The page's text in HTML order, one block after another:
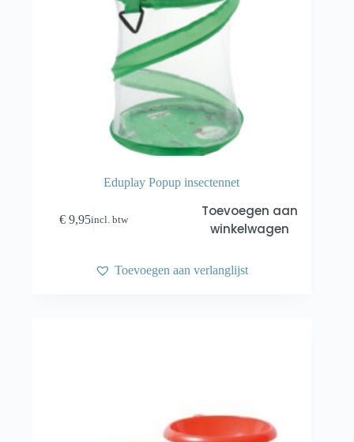
Eduplay Popup insectennet
€ 9,95incl. btw
Toevoegen aan
winkelwagen
Toevoegen aan verlanglijst